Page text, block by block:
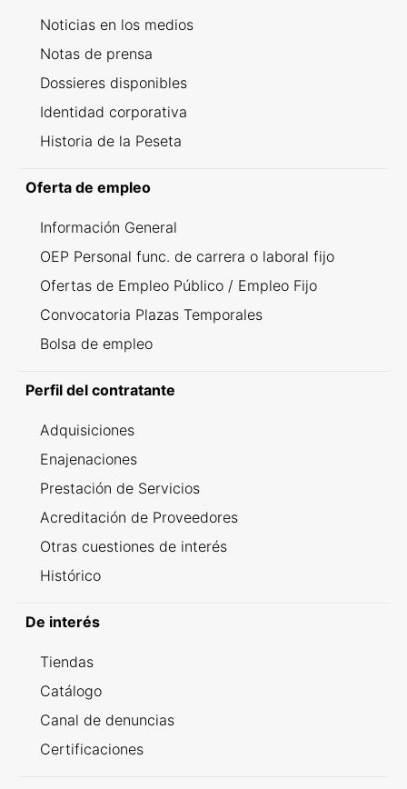
Noticias en los medios
Notas de prensa
Dossieres disponibles
Identidad corporativa
Historia de la Peseta
Oferta de empleo
Información General
OEP Personal func. de carrera o laboral fijo
Ofertas de Empleo Público / Empleo Fijo
Convocatoria Plazas Temporales
Bolsa de empleo
Perfil del contratante
Adquisiciones
Enajenaciones
Prestación de Servicios
Acreditación de Proveedores
Otras cuestiones de interés
Histórico
De interés
Tiendas
Catálogo
Canal de denuncias
Certificaciones